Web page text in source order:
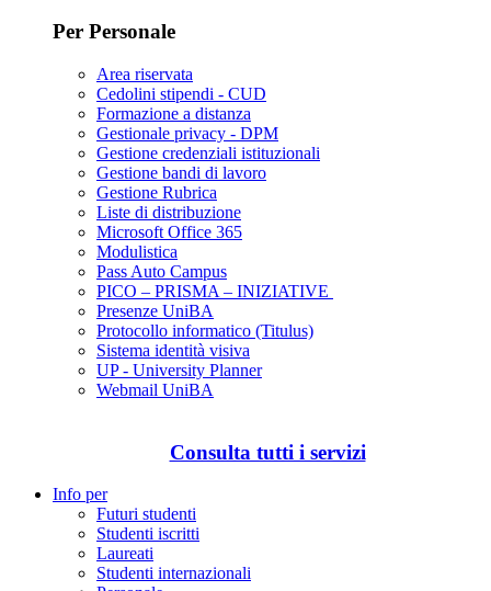
Per Personale
Area riservata
Cedolini stipendi - CUD
Formazione a distanza
Gestionale privacy - DPM
Gestione credenziali istituzionali
Gestione bandi di lavoro
Gestione Rubrica
Liste di distribuzione
Microsoft Office 365
Modulistica
Pass Auto Campus
PICO – PRISMA – INIZIATIVE
Presenze UniBA
Protocollo informatico (Titulus)
Sistema identità visiva
UP - University Planner
Webmail UniBA
Consulta tutti i servizi
Info per
Futuri studenti
Studenti iscritti
Laureati
Studenti internazionali